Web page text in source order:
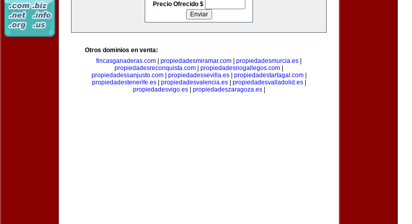
Precio Ofrecido $
Otros dominios en venta:
fincasganaderas.com
propiedadesmiramar.com propiedadesmurcia.es
propiedadesreconquista.com
propiedadesriogallegos.com
propiedadessanjusto.com| propiedadessevilla.es| propiedadestartagal.com|
propiedadestenerife.es| propiedadesvalencia.es| propiedadesvalladolid.es|
propiedadesvigo.es| propiedadeszaragoza.es|